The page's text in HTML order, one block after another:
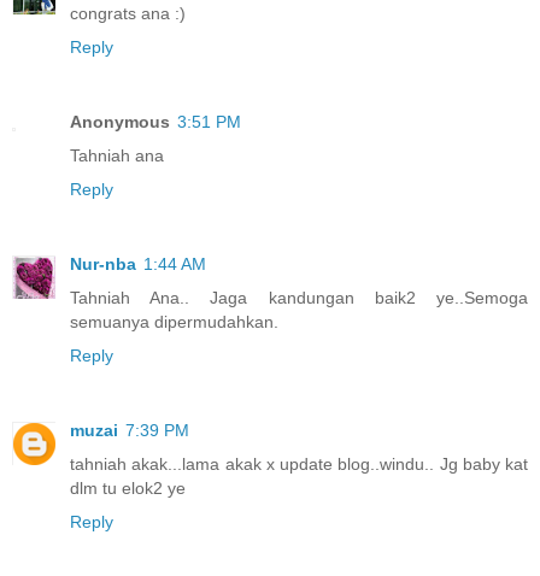
congrats ana :)
Reply
Anonymous 3:51 PM
Tahniah ana
Reply
Nur-nba 1:44 AM
Tahniah Ana.. Jaga kandungan baik2 ye..Semoga
semuanya dipermudahkan.
Reply
muzai 7:39 PM
tahniah akak...lama akak x update blog..windu.. Jg baby kat
dlm tu elok2 ye
Reply